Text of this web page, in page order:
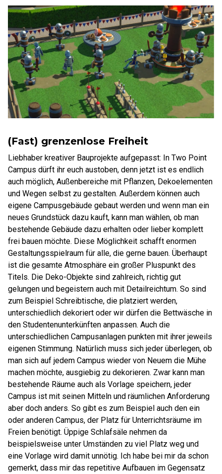
(Fast) grenzenlose Freiheit
Liebhaber kreativer Bauprojekte aufgepasst: In Two Point
Campus dürft ihr euch austoben, denn jetzt ist es endlich
auch möglich, Außenbereiche mit Pflanzen, Dekoelementen
und Wegen selbst zu gestalten. Außerdem können auch
eigene Campusgebäude gebaut werden und wenn man ein
neues Grundstück dazu kauft, kann man wählen, ob man
bestehende Gebäude dazu erhalten oder lieber komplett
frei bauen möchte. Diese Möglichkeit schafft enormen
Gestaltungsspielraum für alle, die gerne bauen. Überhaupt
ist die gesamte Atmosphäre ein großer Pluspunkt des
Titels. Die Deko-Objekte sind zahlreich, richtig gut
gelungen und begeistern auch mit Detailreichtum. So sind
zum Beispiel Schreibtische, die platziert werden,
unterschiedlich dekoriert oder wir dürfen die Bettwäsche in
den Studentenunterkünften anpassen. Auch die
unterschiedlichen Campusanlagen punkten mit ihrer jeweils
eigenen Stimmung. Natürlich muss sich jeder überlegen, ob
man sich auf jedem Campus wieder von Neuem die Mühe
machen möchte, ausgiebig zu dekorieren. Zwar kann man
bestehende Räume auch als Vorlage speichern, jeder
Campus ist mit seinen Mitteln und räumlichen Anforderung
aber doch anders. So gibt es zum Beispiel auch den ein
oder anderen Campus, der Platz für Unterrichtsräume im
Freien benötigt. Üppige Schlafsäle nehmen da
beispielsweise unter Umständen zu viel Platz weg und
eine Vorlage wird damit unnötig. Ich habe bei mir da schon
gemerkt, dass mir das repetitive Aufbauen im Gegensatz